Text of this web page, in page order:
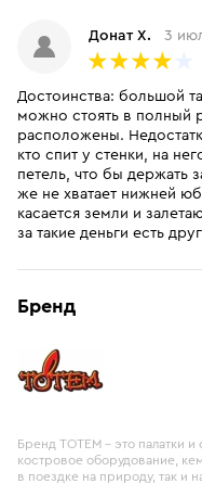
Донат Х. 3
Достоинства: большой
можно стоять в полный
расположены.
кто спит у стенки, на
петель, что бы держать
же не хватает нижней
касается земли и
за такие деньги есть
Бренд
Бренд TOTEM – это палатки
костровое оборудование,
в поездке на природу, так и